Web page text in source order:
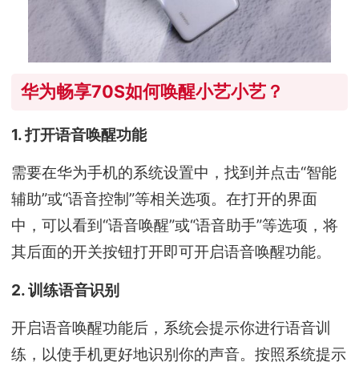
华为畅享70S如何唤醒小艺小艺？
1. 打开语音唤醒功能
需要在华为手机的系统设置中，找到并点击“智能
辅助”或“语音控制”等相关选项。在打开的界面
中，可以看到“语音唤醒”或“语音助手”等选项，将
其后面的开关按钮打开即可开启语音唤醒功能。
2. 训练语音识别
开启语音唤醒功能后，系统会提示你进行语音训
练，以使手机更好地识别你的声音。按照系统提示